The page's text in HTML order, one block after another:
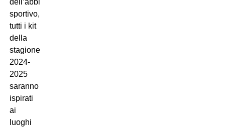
sportivo,
tutti i kit
della
stagione
2024-
2025
saranno
ispirati
ai
luoghi